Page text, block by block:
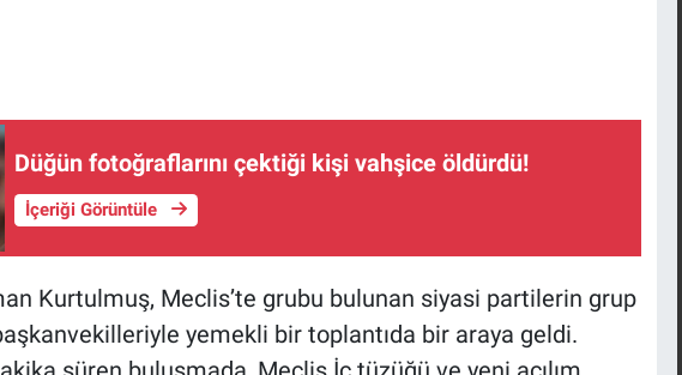
Düğün fotoğraflarını çektiği kişi vahşice öldürdü!
İçeriği Görüntüle
Kurtulmuş, Meclis’te grubu bulunan siyasi partilerin grup
yemekli bir toplantıda bir araya geldi.